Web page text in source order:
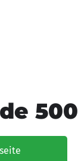
500